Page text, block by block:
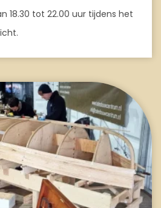
18.30 tot 22.00 uur tijdens het